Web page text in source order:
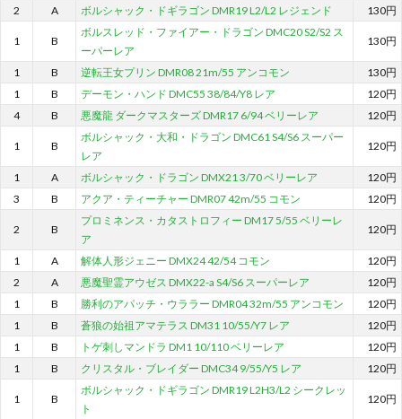
2 A ボルシャック・ドギラゴン DMR19 L2/L2 レジェンド 130円
1 B
ボルスレッド・ファイアー・ドラゴン DMC20 S2/S2 ス
ーパーレア
130円
1 B 逆転王女プリン DMR08 21m/55 アンコモン
130円
1
B デーモン・ハンド DMC55 38/84/Y8 レア
120円
4
B 悪魔龍 ダークマスターズ DMR17 6/94 ベリーレア 120円
1 B
ボルシャック・大和・ドラゴン DMC61 S4/S6 スーパー
レア
120円
1 A ボルシャック・ドラゴン DMX21 3/70 ベリーレア
120円
3
B アクア・ティーチャー DMR07 42m/55 コモン 120円
2 B
プロミネンス・カタストロフィー DM17 5/55 ベリーレ
ア
120円
1 A 解体人形ジェニー DMX24 42/54 コモン
120円
2
A 悪魔聖霊アウゼス DMX22-a S4/S6 スーパーレア
120円
1
B 勝利のアパッチ・ウララー DMR04 32m/55 アンコモン
120円
1
B 蒼狼の始祖アマテラス DM31 10/55/Y7 レア
120円
1
B トゲ刺しマンドラ DM1 10/110 ベリーレア
120円
1
B クリスタル・ブレイダー DMC34 9/55/Y5 レア 120円
1 B
ボルシャック・ドギラゴン DMR19 L2H3/L2 シークレッ
ト
120円